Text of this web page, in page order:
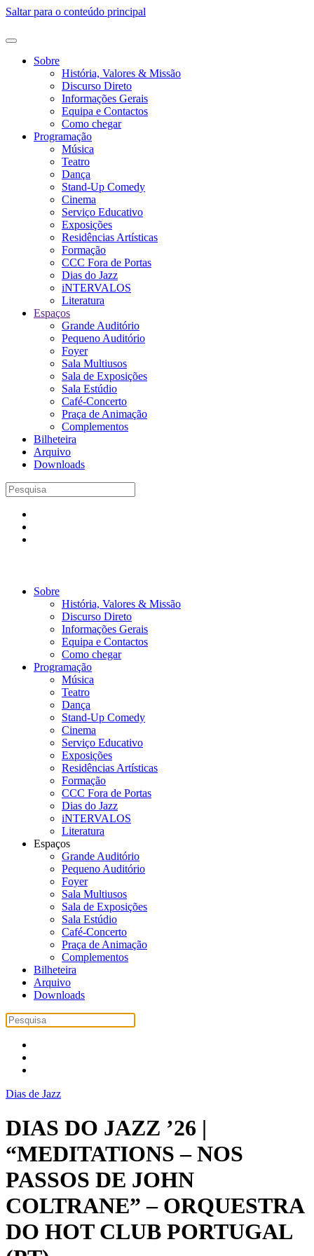
Saltar para o conteúdo principal
Sobre
História, Valores & Missão
Discurso Direto
Informações Gerais
Equipa e Contactos
Como chegar
Programação
Música
Teatro
Dança
Stand-Up Comedy
Cinema
Serviço Educativo
Exposições
Residências Artísticas
Formação
CCC Fora de Portas
Dias do Jazz
iNTERVALOS
Literatura
Espaços
Grande Auditório
Pequeno Auditório
Foyer
Sala Multiusos
Sala de Exposições
Sala Estúdio
Café-Concerto
Praça de Animação
Complementos
Bilheteira
Arquivo
Downloads
Sobre
História, Valores & Missão
Discurso Direto
Informações Gerais
Equipa e Contactos
Como chegar
Programação
Música
Teatro
Dança
Stand-Up Comedy
Cinema
Serviço Educativo
Exposições
Residências Artísticas
Formação
CCC Fora de Portas
Dias do Jazz
iNTERVALOS
Literatura
Espaços
Grande Auditório
Pequeno Auditório
Foyer
Sala Multiusos
Sala de Exposições
Sala Estúdio
Café-Concerto
Praça de Animação
Complementos
Bilheteira
Arquivo
Downloads
Dias de Jazz
DIAS DO JAZZ ’26 |
“MEDITATIONS – NOS
PASSOS DE JOHN
COLTRANE” – ORQUESTRA
DO HOT CLUB PORTUGAL